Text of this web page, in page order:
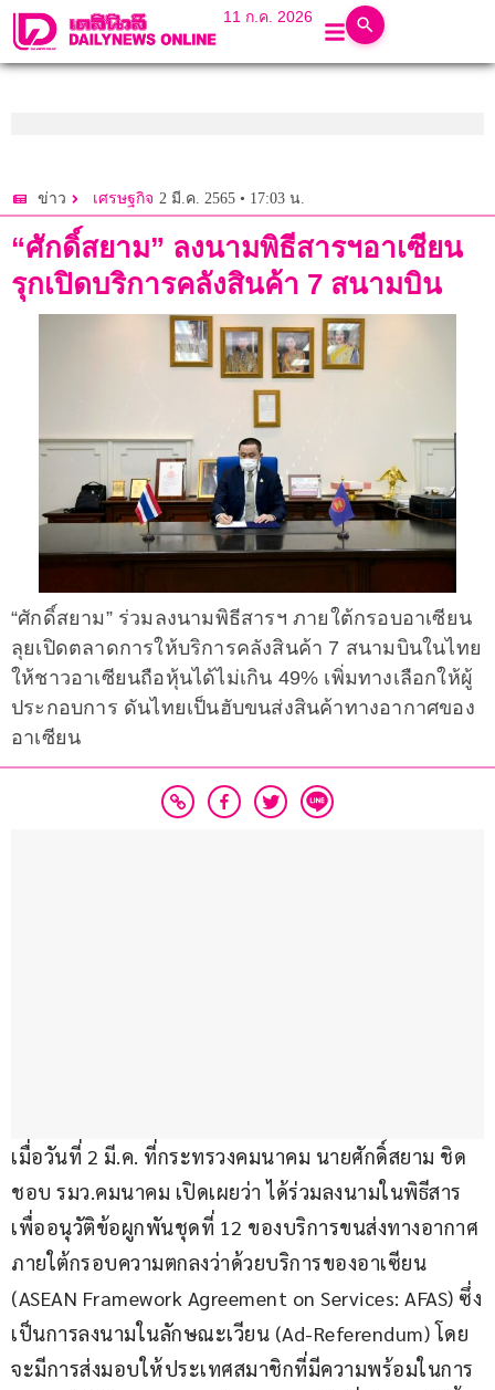
11 ก.ค. 2026
ข่าว เศรษฐกิจ 2 มี.ค. 2565 • 17:03 น.
“ศักดิ์สยาม” ลงนามพิธีสารฯอาเซียน
รุกเปิดบริการคลังสินค้า 7 สนามบิน
“ศักดิ์สยาม” ร่วมลงนามพิธีสารฯ ภายใต้กรอบอาเซียน
ลุยเปิดตลาดการให้บริการคลังสินค้า 7 สนามบินในไทย
ให้ชาวอาเซียนถือหุ้นได้ไม่เกิน 49% เพิ่มทางเลือกให้ผู้
ประกอบการ ดันไทยเป็นฮับขนส่งสินค้าทางอากาศของ
อาเซียน
เมื่อวันที่ 2 มี.ค. ที่กระทรวงคมนาคม นายศักดิ์สยาม ชิด
ชอบ รมว.คมนาคม เปิดเผยว่า ได้ร่วมลงนามในพิธีสาร
เพื่ออนุวัติข้อผูกพันชุดที่ 12 ของบริการขนส่งทางอากาศ
ภายใต้กรอบความตกลงว่าด้วยบริการของอาเซียน
(ASEAN Framework Agreement on Services: AFAS) ซึ่ง
เป็นการลงนามในลักษณะเวียน (Ad-Referendum) โดย
จะมีการส่งมอบให้ประเทศสมาชิกที่มีความพร้อมในการ